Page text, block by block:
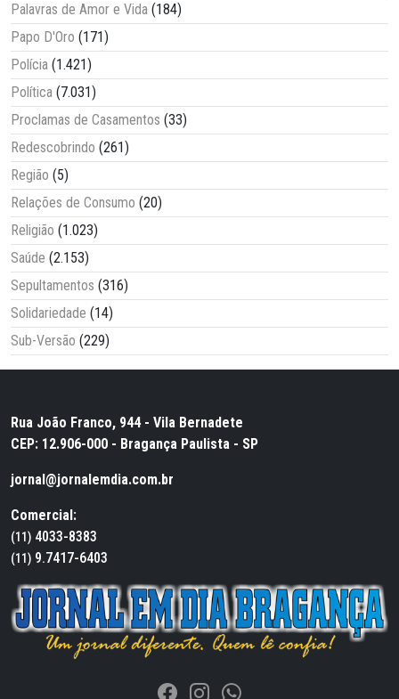
Palavras de Amor e Vida (184)
Papo D'Oro (171)
Polícia (1.421)
Política (7.031)
Proclamas de Casamentos (33)
Redescobrindo (261)
Região (5)
Relações de Consumo (20)
Religião (1.023)
Saúde (2.153)
Sepultamentos (316)
Solidariedade (14)
Sub-Versão (229)
Rua João Franco, 944 - Vila Bernadete
CEP: 12.906-000 - Bragança Paulista - SP
jornal@jornalemdia.com.br
Comercial:
(11) 4033-8383
(11) 9.7417-6403